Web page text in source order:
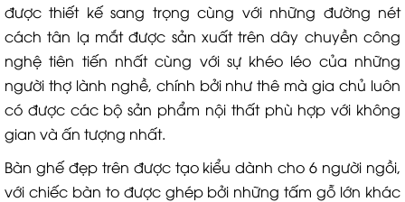
được thiết kế sang trọng cùng với những đường nét
cách tân lạ mắt được sản xuất trên dây chuyền công
nghệ tiên tiến nhất cùng với sự khéo léo của những
người thợ lành nghề, chính bởi như thê mà gia chủ luôn
có được các bộ sản phẩm nội thất phù hợp với không
gian và ấn tượng nhất.
Bàn ghế đẹp trên được tạo kiểu dành cho 6 người ngồi,
với chiếc bàn to được ghép bởi những tấm gỗ lớn khác